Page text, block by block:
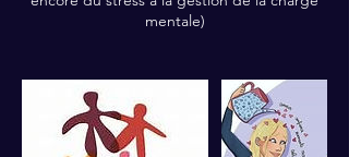
mentale)